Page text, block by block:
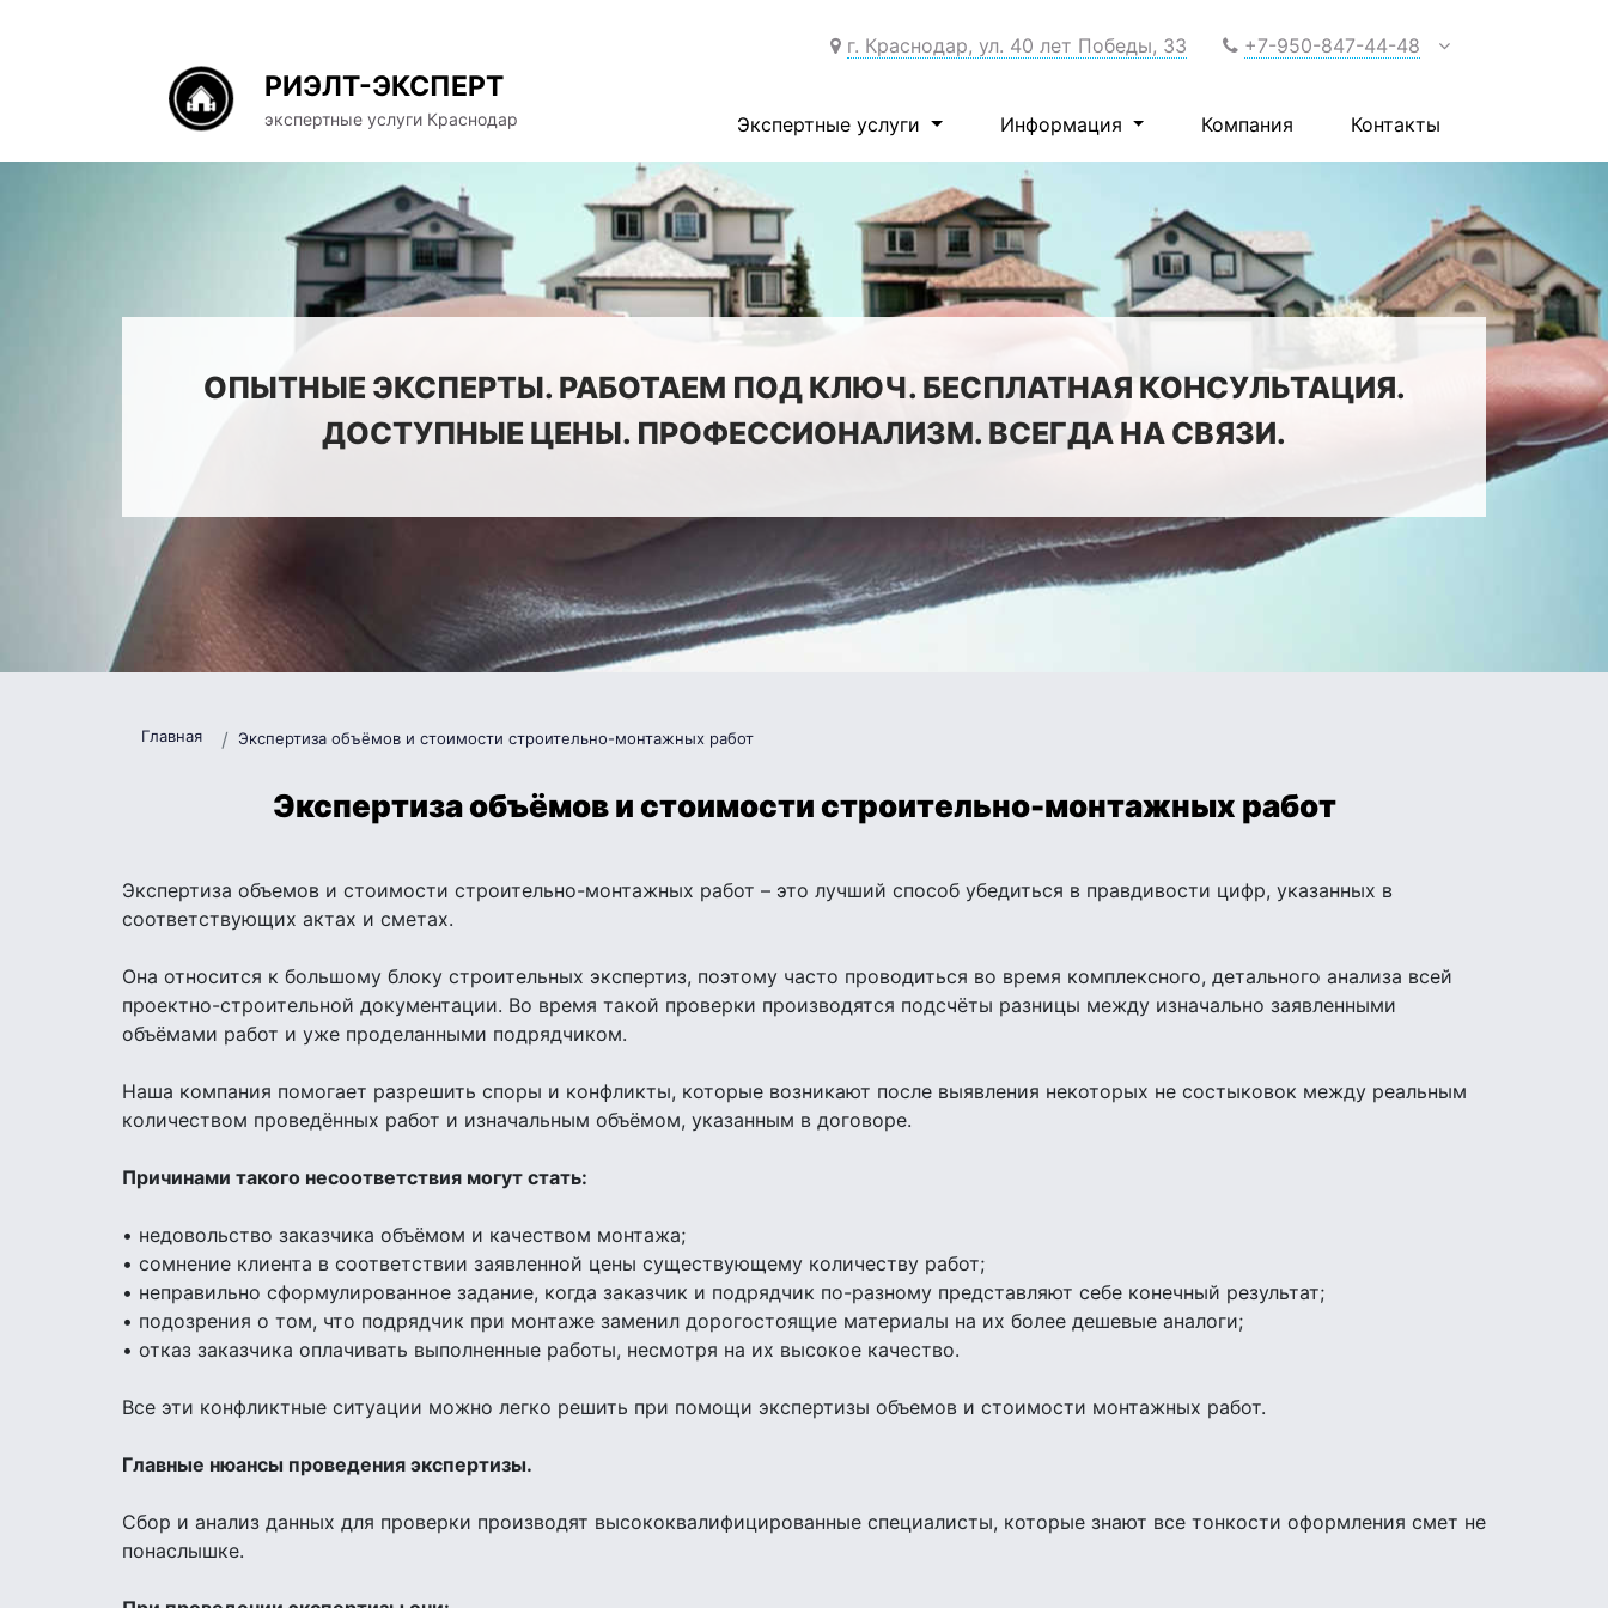
РИЭЛТ-ЭКСПЕРТ
экспертные услуги Краснодар
г. Краснодар, ул. 40 лет Победы, 33 +7-950-847-44-48
Экспертные услуги Информация Компания Контакты
ОПЫТНЫЕ ЭКСПЕРТЫ. РАБОТАЕМ ПОД КЛЮЧ. БЕСПЛАТНАЯ КОНСУЛЬТАЦИЯ.
ДОСТУПНЫЕ ЦЕНЫ. ПРОФЕССИОНАЛИЗМ. ВСЕГДА НА СВЯЗИ.
Главная Экспертиза объёмов и стоимости строительно-монтажных работ
Экспертиза объёмов и стоимости строительно-монтажных работ
Экспертиза объемов и стоимости строительно-монтажных работ – это лучший способ убедиться в правдивости цифр, указанных в
соответствующих актах и сметах.
Она относится к большому блоку строительных экспертиз, поэтому часто проводиться во время комплексного, детального анализа всей
проектно-строительной документации. Во время такой проверки производятся подсчёты разницы между изначально заявленными
объёмами работ и уже проделанными подрядчиком.
Наша компания помогает разрешить споры и конфликты, которые возникают после выявления некоторых не состыковок между реальным
количеством проведённых работ и изначальным объёмом, указанным в договоре.
Причинами такого несоответствия могут стать:
• недовольство заказчика объёмом и качеством монтажа;
• сомнение клиента в соответствии заявленной цены существующему количеству работ;
• неправильно сформулированное задание, когда заказчик и подрядчик по-разному представляют себе конечный результат;
• подозрения о том, что подрядчик при монтаже заменил дорогостоящие материалы на их более дешевые аналоги;
• отказ заказчика оплачивать выполненные работы, несмотря на их высокое качество.
Все эти конфликтные ситуации можно легко решить при помощи экспертизы объемов и стоимости монтажных работ.
Главные нюансы проведения экспертизы.
Сбор и анализ данных для проверки производят высококвалифицированные специалисты, которые знают все тонкости оформления смет не
понаслышке.